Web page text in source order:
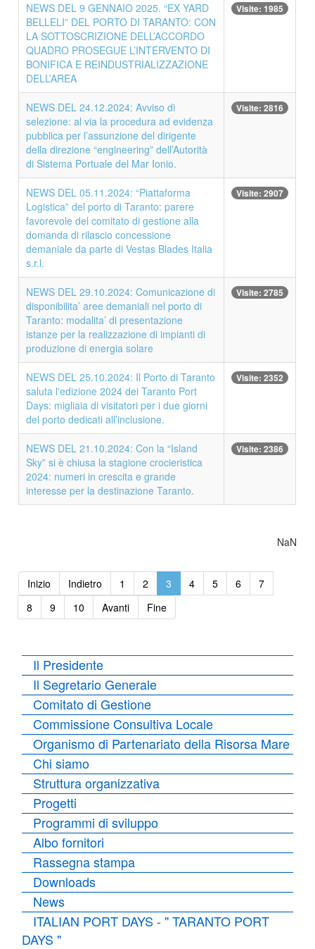
NEWS DEL 9 GENNAIO 2025. “EX YARD
BELLELI” DEL PORTO DI TARANTO: CON
LA SOTTOSCRIZIONE DELL’ACCORDO
QUADRO PROSEGUE L’INTERVENTO DI
BONIFICA E REINDUSTRIALIZZAZIONE
DELL’AREA
Visite: 1985
NEWS DEL 24.12.2024: Avviso di
selezione: al via la procedura ad evidenza
pubblica per l’assunzione del dirigente
della direzione “engineering” dell’Autorità
di Sistema Portuale del Mar Ionio.
Visite: 2816
NEWS DEL 05.11.2024: “Piattaforma
Logistica” del porto di Taranto: parere
favorevole del comitato di gestione alla
domanda di rilascio concessione
demaniale da parte di Vestas Blades Italia
s.r.l.
Visite: 2907
NEWS DEL 29.10.2024: Comunicazione di
disponibilita’ aree demaniali nel porto di
Taranto: modalita’ di presentazione
istanze per la realizzazione di impianti di
produzione di energia solare
Visite: 2785
NEWS DEL 25.10.2024: Il Porto di Taranto
saluta l'edizione 2024 dei Taranto Port
Days: migliaia di visitatori per i due giorni
del porto dedicati all’inclusione.
Visite: 2352
NEWS DEL 21.10.2024: Con la “Island
Sky” si è chiusa la stagione crocieristica
2024: numeri in crescita e grande
interesse per la destinazione Taranto.
Visite: 2386
NaN
Inizio Indietro 1 2 3 4 5 6
7
8
9 10 Avanti Fine
Il Presidente
Il Segretario Generale
Comitato di Gestione
Commissione Consultiva Locale
Organismo di Partenariato della Risorsa Mare
Chi siamo
Struttura organizzativa
Progetti
Programmi di sviluppo
Albo fornitori
Rassegna stampa
Downloads
News
ITALIAN PORT DAYS - " TARANTO PORT
DAYS "